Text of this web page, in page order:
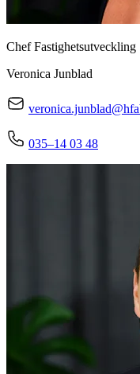
Chef Fastighetsutveckling
Veronica Junblad
035–14 03 48